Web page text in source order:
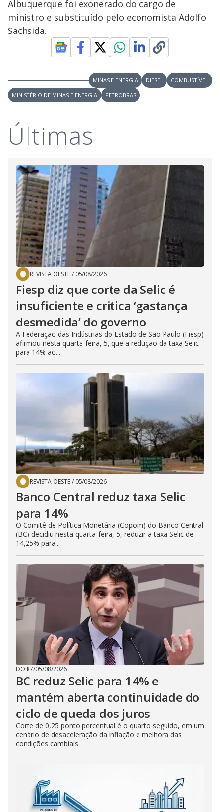
Albuquerque foi exonerado do cargo de
ministro e substituído pelo economista Adolfo
Sachsida.
MINAS E ENERGIA DIESEL
COMBUSTÍVEL
MINISTÉRIO DE MINAS E ENERGIA
PETROBRAS
Últimas
REVISTA OESTE/ 05/08/2026
Fiesp diz que corte da Selic é
insuficiente e critica ‘gastança
desmedida’ do governo
A Federação das Indústrias do Estado de São Paulo (Fiesp)
afirmou nesta quarta-feira, 5, que a redução da taxa Selic
para 14% ao...
REVISTA OESTE/ 05/08/2026
Banco Central reduz taxa Selic
para 14%
O Comitê de Política Monetária (Copom) do Banco Central
(BC) decidiu nesta quarta-feira, 5, reduzir a taxa Selic de
14,25% para...
DO R7/05/08/2026
BC reduz Selic para 14% e
mantém aberta continuidade do
ciclo de queda dos juros
Corte de 0,25 ponto percentual é o quarto seguido, em um
cenário de desaceleração da inflação e melhora das
condições cambiais